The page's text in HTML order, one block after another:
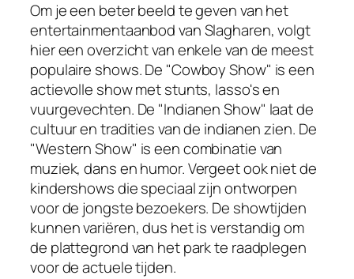
Om je een beter beeld te geven van het
entertainmentaanbod van Slagharen, volgt
hier een overzicht van enkele van de meest
populaire shows. De "Cowboy Show" is een
actievolle show met stunts, lasso's en
vuurgevechten. De "Indianen Show" laat de
cultuur en tradities van de indianen zien. De
"Western Show" is een combinatie van
muziek, dans en humor. Vergeet ook niet de
kindershows die speciaal zijn ontworpen
voor de jongste bezoekers. De showtijden
kunnen variëren, dus het is verstandig om
de plattegrond van het park te raadplegen
voor de actuele tijden.